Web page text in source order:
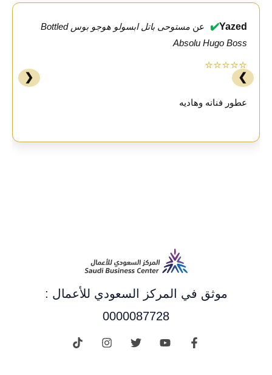
Yazed
✔️ عن
مستوحى باتل ابسولو هوجو بوس Bottled
Absolu Hugo Boss
⭐⭐⭐⭐⭐
عطور فنانه وهاديه
❮ ❯
موثق في المركز السعودي للأعمال :
0000087728